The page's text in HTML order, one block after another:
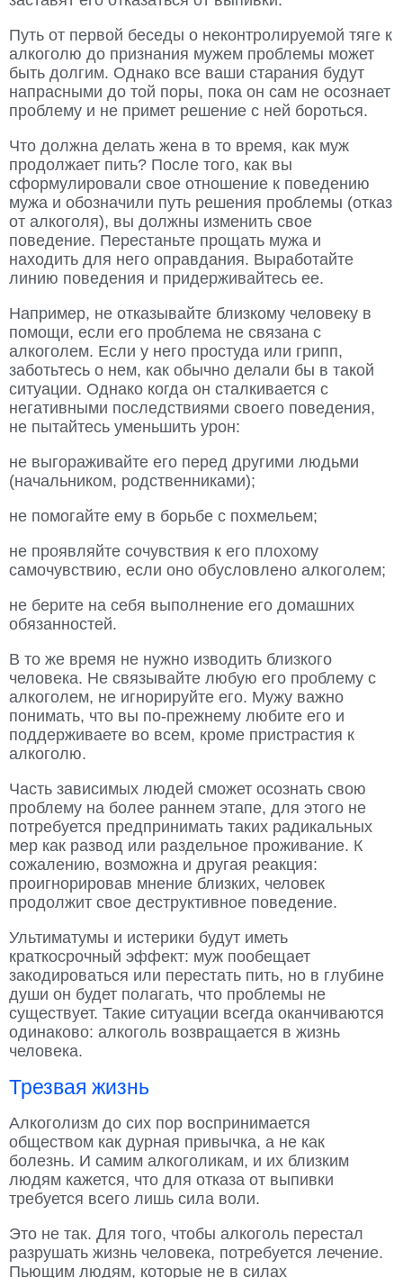
Путь от первой беседы о неконтролируемой тяге к
алкоголю до признания мужем проблемы может
быть долгим. Однако все ваши старания будут
напрасными до той поры, пока он сам не осознает
проблему и не примет решение с ней бороться.
Что должна делать жена в то время, как муж
продолжает пить? После того, как вы
сформулировали свое отношение к поведению
мужа и обозначили путь решения проблемы (отказ
от алкоголя), вы должны изменить свое
поведение. Перестаньте прощать мужа и
находить для него оправдания. Выработайте
линию поведения и придерживайтесь ее.
Например, не отказывайте близкому человеку в
помощи, если его проблема не связана с
алкоголем. Если у него простуда или грипп,
заботьтесь о нем, как обычно делали бы в такой
ситуации. Однако когда он сталкивается с
негативными последствиями своего поведения,
не пытайтесь уменьшить урон:
не выгораживайте его перед другими людьми
(начальником, родственниками);
не помогайте ему в борьбе с похмельем;
не проявляйте сочувствия к его плохому
самочувствию, если оно обусловлено алкоголем;
не берите на себя выполнение его домашних
обязанностей.
В то же время не нужно изводить близкого
человека. Не связывайте любую его проблему с
алкоголем, не игнорируйте его. Мужу важно
понимать, что вы по-прежнему любите его и
поддерживаете во всем, кроме пристрастия к
алкоголю.
Часть зависимых людей сможет осознать свою
проблему на более раннем этапе, для этого не
потребуется предпринимать таких радикальных
мер как развод или раздельное проживание. К
сожалению, возможна и другая реакция:
проигнорировав мнение близких, человек
продолжит свое деструктивное поведение.
Ультиматумы и истерики будут иметь
краткосрочный эффект: муж пообещает
закодироваться или перестать пить, но в глубине
души он будет полагать, что проблемы не
существует. Такие ситуации всегда оканчиваются
одинаково: алкоголь возвращается в жизнь
человека.
Трезвая жизнь
Алкоголизм до сих пор воспринимается
обществом как дурная привычка, а не как
болезнь. И самим алкоголикам, и их близким
людям кажется, что для отказа от выпивки
требуется всего лишь сила воли.
Это не так. Для того, чтобы алкоголь перестал
разрушать жизнь человека, потребуется лечение.
Пьющим людям, которые не в силах